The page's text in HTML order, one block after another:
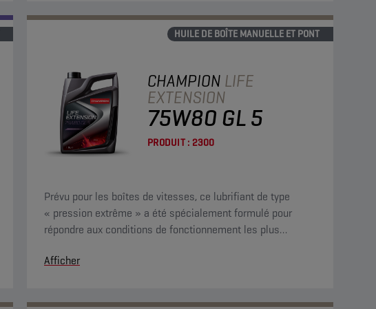
HUILE DE BOÎTE MANUELLE ET PONT
CHAMPION LIFE
EXTENSION
75W80 GL 5
PRODUIT : 2300
Prévu pour les boîtes de vitesses, ce lubrifiant de type
« pression extrême » a été spécialement formulé pour
répondre aux conditions de fonctionnement les plus
couples élevés à bas régime.
Afficher